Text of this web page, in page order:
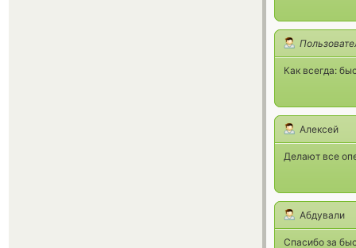
Как всегда:
Алексей
Делают все
Абдували
Спасибо за